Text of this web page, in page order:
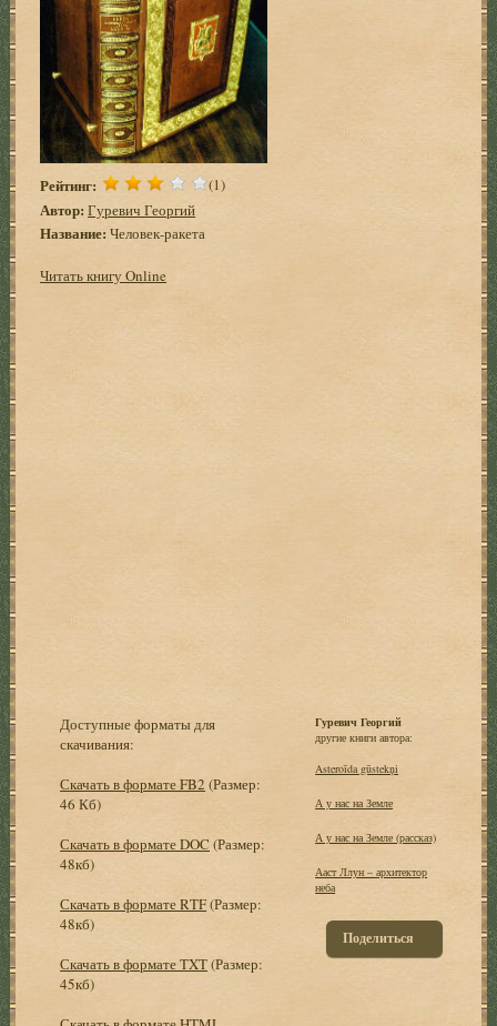
Рейтинг: (1)
Автор: Гуревич Георгий
Название: Человек-ракета
Читать книгу Online
Доступные форматы для
скачивания:
Скачать в формате FB2 (Размер:
46 Кб)
Скачать в формате DOC (Размер:
48кб)
Скачать в формате RTF(Размер:
48кб)
Скачать в формате TXT(Размер:
45кб)
Гуревич Георгий
другие книги автора:
Asteroīda gūstekņi
А у нас на Земле
А у нас на Земле (рассказ)
Ааст Ллун – архитектор
неба
Поделиться